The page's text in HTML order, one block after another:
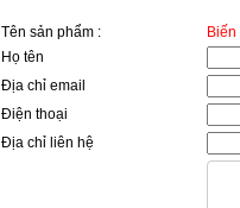
Tên sản phẩm :
Họ tên
Địa chỉ email
Điện thoại
Địa chỉ liên hệ